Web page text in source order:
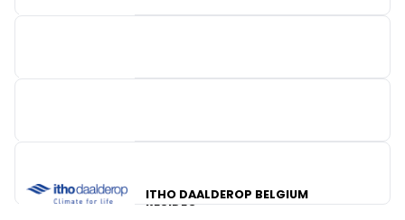
BV KRANNICH SOLAR
RESIDEO
ITHO DAALDEROP BELGIUM